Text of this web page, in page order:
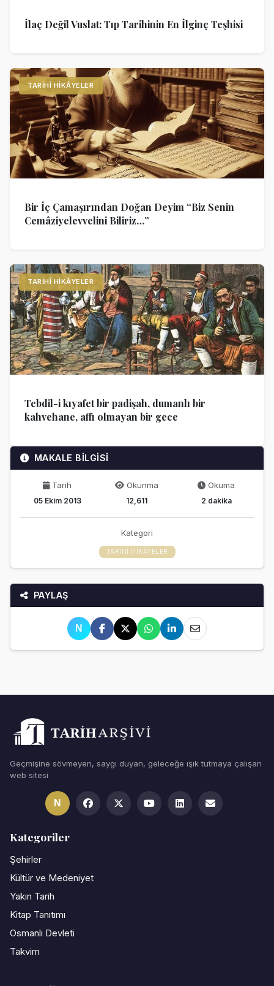
İlaç Değil Vuslat: Tıp Tarihinin En İlginç Teşhisi
TARIHÎ HIKÂYELER
Bir İç Çamaşırından Doğan Deyim “Biz Senin
Cemâziyelevvelini Biliriz…”
TARIHÎ HIKÂYELER
Tebdil-i kıyafet bir padişah, dumanlı bir
kahvehane, affı olmayan bir gece
MAKALE BİLGİSİ
Tarih
05 Ekim 2013
Okunma
12,611
Okuma
2 dakika
Kategori
TARIHÎ HIKÂYELER
PAYLAŞ
N
Geçmişine sövmeyen, saygı duyan, geleceğe ışık tutmaya çalışan
web sitesi
N
Kategoriler
Şehirler
Kültür ve Medeniyet
Yakın Tarih
Kitap Tanıtımı
Osmanlı Devleti
Takvim